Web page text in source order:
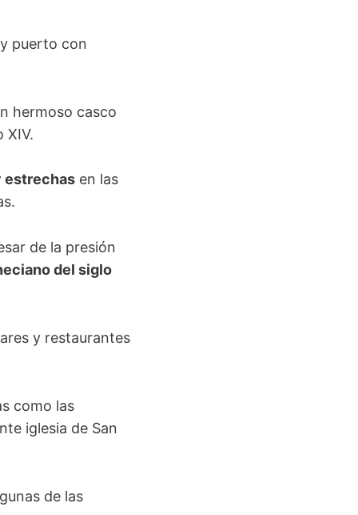
puerto con
hermoso casco
XIV.
estrechas en las
de la presión
del siglo
y restaurantes
como las
iglesia de San
de las